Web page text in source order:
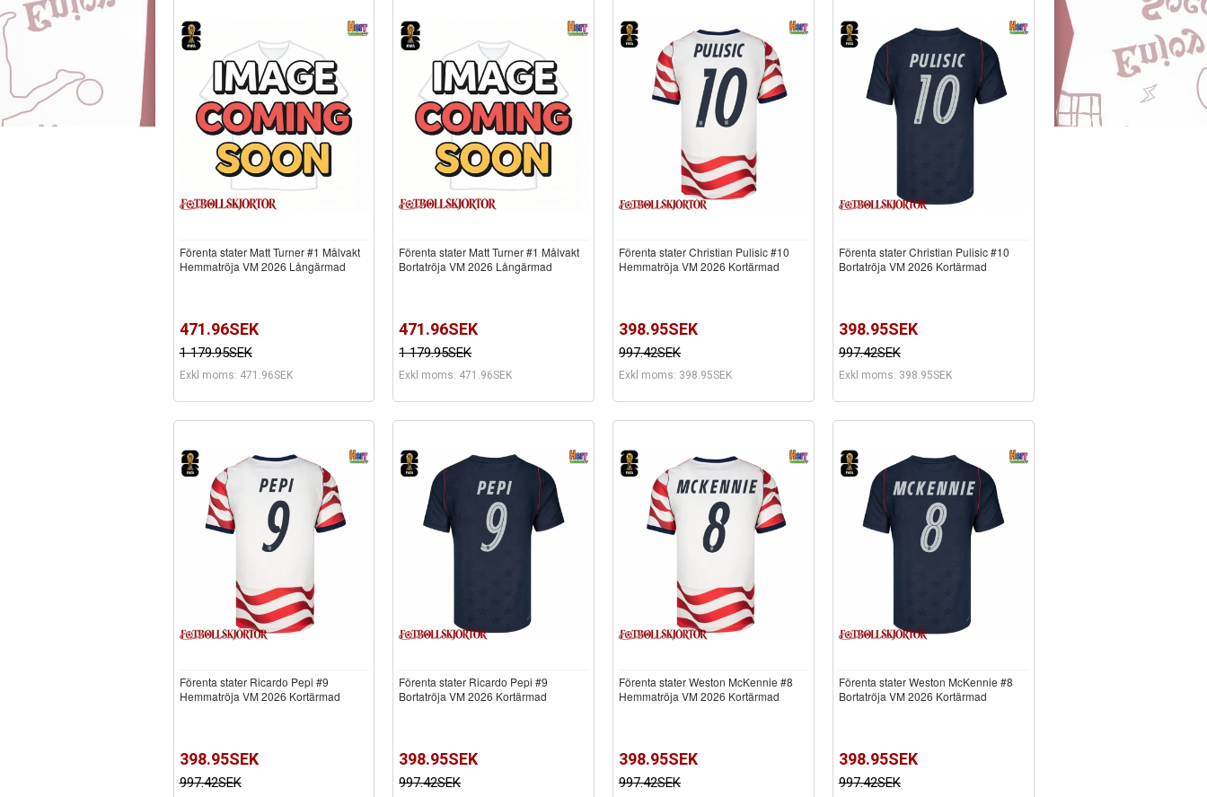
Förenta stater Matt Turner #1 Målvakt
Hemmatröja VM 2026 Långärmad
471.96SEK
1 179.95SEK
Exkl moms: 471.96SEK
Förenta stater Matt Turner #1 Målvakt
Bortatröja VM 2026 Långärmad
471.96SEK
1 179.95SEK
Exkl moms: 471.96SEK
Förenta stater Christian Pulisic #10
Hemmatröja VM 2026 Kortärmad
398.95SEK
997.42SEK
Exkl moms: 398.95SEK
Förenta stater Christian Pulisic #10
Bortatröja VM 2026 Kortärmad
398.95SEK
997.42SEK
Exkl moms: 398.95SEK
Förenta stater Ricardo Pepi #9
Hemmatröja VM 2026 Kortärmad
398.95SEK
997.42SEK
Förenta stater Ricardo Pepi #9
Bortatröja VM 2026 Kortärmad
398.95SEK
997.42SEK
Förenta stater Weston McKennie #8
Hemmatröja VM 2026 Kortärmad
398.95SEK
997.42SEK
Förenta stater Weston McKennie #8
Bortatröja VM 2026 Kortärmad
398.95SEK
997.42SEK